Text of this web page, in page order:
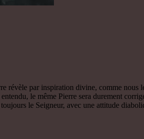
révèle par inspiration divine, comme nous
le même Pierre sera durement
le Seigneur, avec une attitude